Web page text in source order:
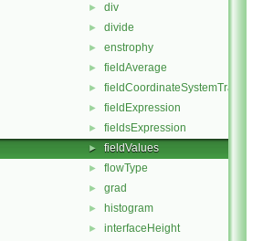
► div
► divide
► enstrophy
► fieldAverage
► fieldCoordinateSystemTransform
► fieldExpression
► fieldsExpression
► fieldValues
► flowType
► grad
► histogram
► interfaceHeight